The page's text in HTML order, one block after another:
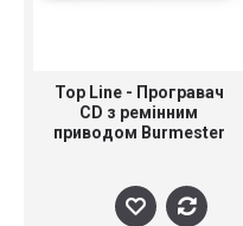
Top Line - Програвач
CD з ремінним
приводом Burmester